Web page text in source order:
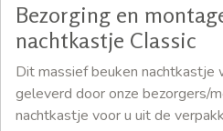
Bezorging en
nachtkastje Classic
Dit massief beuken
geleverd door onze bezorgers/
nachtkastje voor u uit de